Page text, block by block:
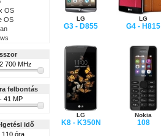
OS
OS
felbontás
idő
LG
G3 - D855
LG
G4 - H815
LG
K8 - K350N
Nokia
108